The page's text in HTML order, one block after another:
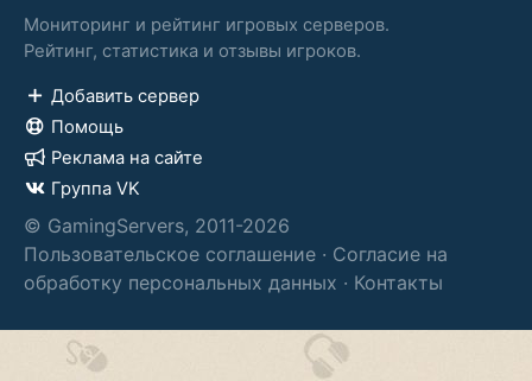
Мониторинг и рейтинг игровых серверов.
Рейтинг, статистика и отзывы игроков.
Добавить сервер
Помощь
Реклама на сайте
Группа VK
© GamingServers, 2011-2026
Пользовательское соглашение · Согласие на
обработку персональных данных · Контакты